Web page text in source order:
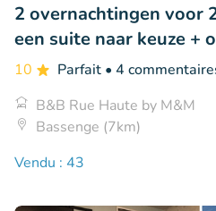
2 overnachtingen voor
een suite naar keuze +
10 Parfait • 4
B&B Rue Haute by M&M
Bassenge (7km)
Vendu : 43